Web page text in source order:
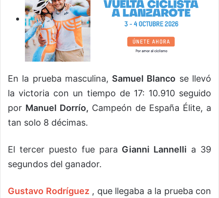
En la prueba masculina, Samuel Blanco se llevó
la victoria con un tiempo de 17: 10.910 seguido
por Manuel Dorrío, Campeón de España Élite, a
tan solo 8 décimas.
El tercer puesto fue para Gianni Lannelli a 39
segundos del ganador.
Gustavo Rodríguez , que llegaba a la prueba con